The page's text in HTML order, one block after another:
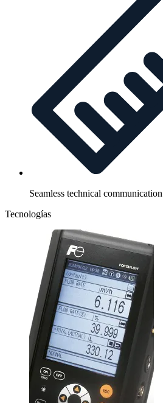
Seamless technical communication
Tecnologías